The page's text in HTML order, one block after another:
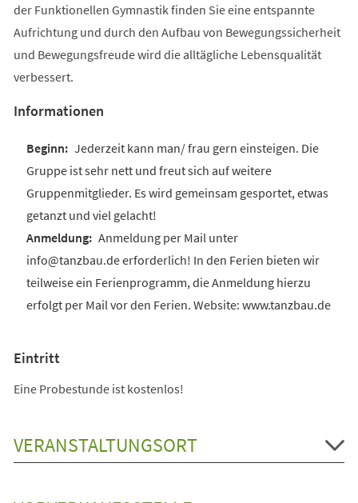
der Funktionellen Gymnastik finden Sie eine entspannte
Aufrichtung und durch den Aufbau von Bewegungssicherheit
und Bewegungsfreude wird die alltägliche Lebensqualität
verbessert.
Informationen
Jederzeit kann man/ frau gern einsteigen. Die
Gruppe ist sehr nett und freut sich auf weitere
Gruppenmitglieder. Es wird gemeinsam gesportet, etwas
getanzt und viel gelacht!
Anmeldung per Mail unter
info@tanzbau.de erforderlich! In den Ferien bieten wir
teilweise ein Ferienprogramm, die Anmeldung hierzu
erfolgt per Mail vor den Ferien. Website: www.tanzbau.de
Eintritt
Eine Probestunde ist kostenlos!
VERANSTALTUNGSORT